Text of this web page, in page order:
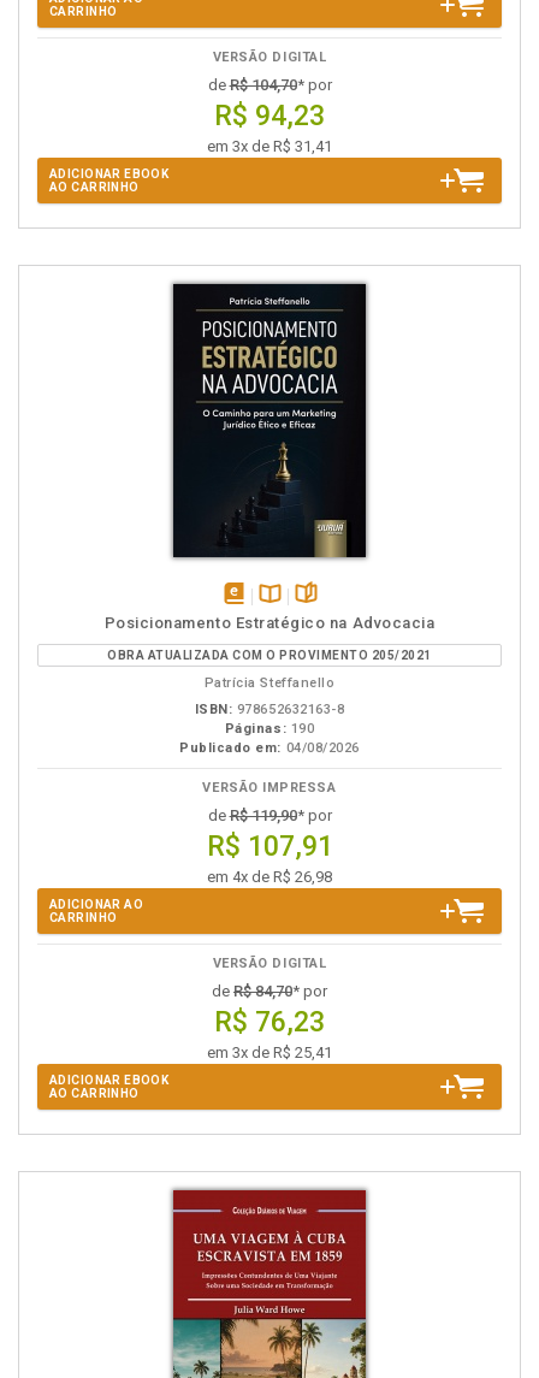
CARRINHO
VERSÃO DIGITAL
deR$ 104,70* por
R$ 94,23
em 3x de R$ 31,41
ADICIONAR EBOOK
AO CARRINHO
disponível
em
eBook
Disponível
na
B.V.
páginas
Posicionamento Estratégico na Advocacia
OBRA ATUALIZADA COM O PROVIMENTO 205/2021
Patrícia Steffanello
ISBN: 978652632163-8
Páginas: 190
Publicado em: 04/08/2026
VERSÃO IMPRESSA
deR$ 119,90* por
R$ 107,91
em 4x de R$ 26,98
ADICIONAR AO
CARRINHO
VERSÃO DIGITAL
de R$ 84,70* por
R$ 76,23
em 3x de R$ 25,41
ADICIONAR EBOOK
AO CARRINHO